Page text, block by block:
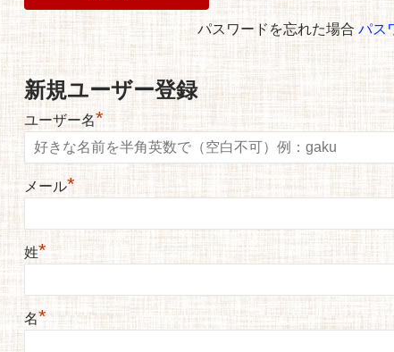
パスワードを忘れた場合 パス
新規ユーザー登録
ユーザー名*
メール*
姓*
名*